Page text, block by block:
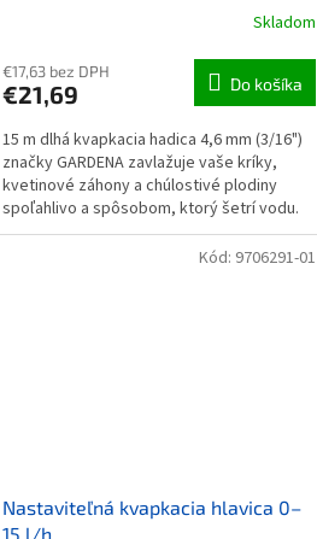
Skladom
€17,63 bez DPH
€21,69 Do košíka
15 m dlhá kvapkacia hadica 4,6 mm (3/16")
značky GARDENA zavlažuje vaše kríky,
kvetinové záhony a chúlostivé plodiny
spoľahlivo a spôsobom, ktorý šetrí vodu.
Potrubie sa veľmi...
Nastaviteľná kvapkacia hlavica 0–
15 l/h
Kód: 9706291-01